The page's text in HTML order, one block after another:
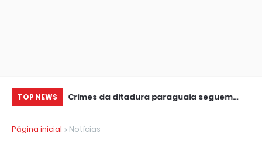
TOP NEWS
Crimes da ditadura paraguaia seguem
Página inicial
Notícias